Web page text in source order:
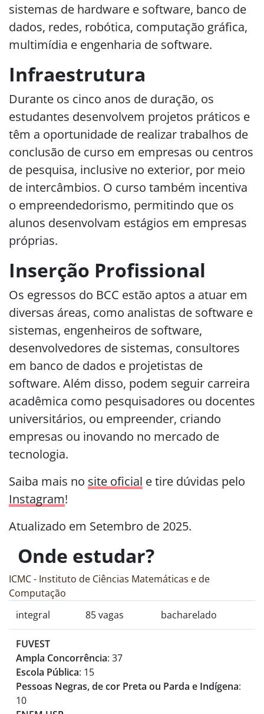
sistemas de hardware e software, banco de
dados, redes, robótica, computação gráfica,
multimídia e engenharia de software.
Infraestrutura
Durante os cinco anos de duração, os
estudantes desenvolvem projetos práticos e
têm a oportunidade de realizar trabalhos de
conclusão de curso em empresas ou centros
de pesquisa, inclusive no exterior, por meio
de intercâmbios. O curso também incentiva
o empreendedorismo, permitindo que os
alunos desenvolvam estágios em empresas
próprias.
Inserção Profissional
Os egressos do BCC estão aptos a atuar em
diversas áreas, como analistas de software e
sistemas, engenheiros de software,
desenvolvedores de sistemas, consultores
em banco de dados e projetistas de
software. Além disso, podem seguir carreira
acadêmica como pesquisadores ou docentes
universitários, ou empreender, criando
empresas ou inovando no mercado de
tecnologia.
Saiba mais no site oficial e tire dúvidas pelo
Instagram!
Atualizado em Setembro de 2025.
Onde estudar?
ICMC - Instituto de Ciências Matemáticas e de
Computação
integral
85 vagas bacharelado
FUVEST
Ampla Concorrência: 37
Escola Pública: 15
Pessoas Negras, de cor Preta ou Parda e Indígena:
10